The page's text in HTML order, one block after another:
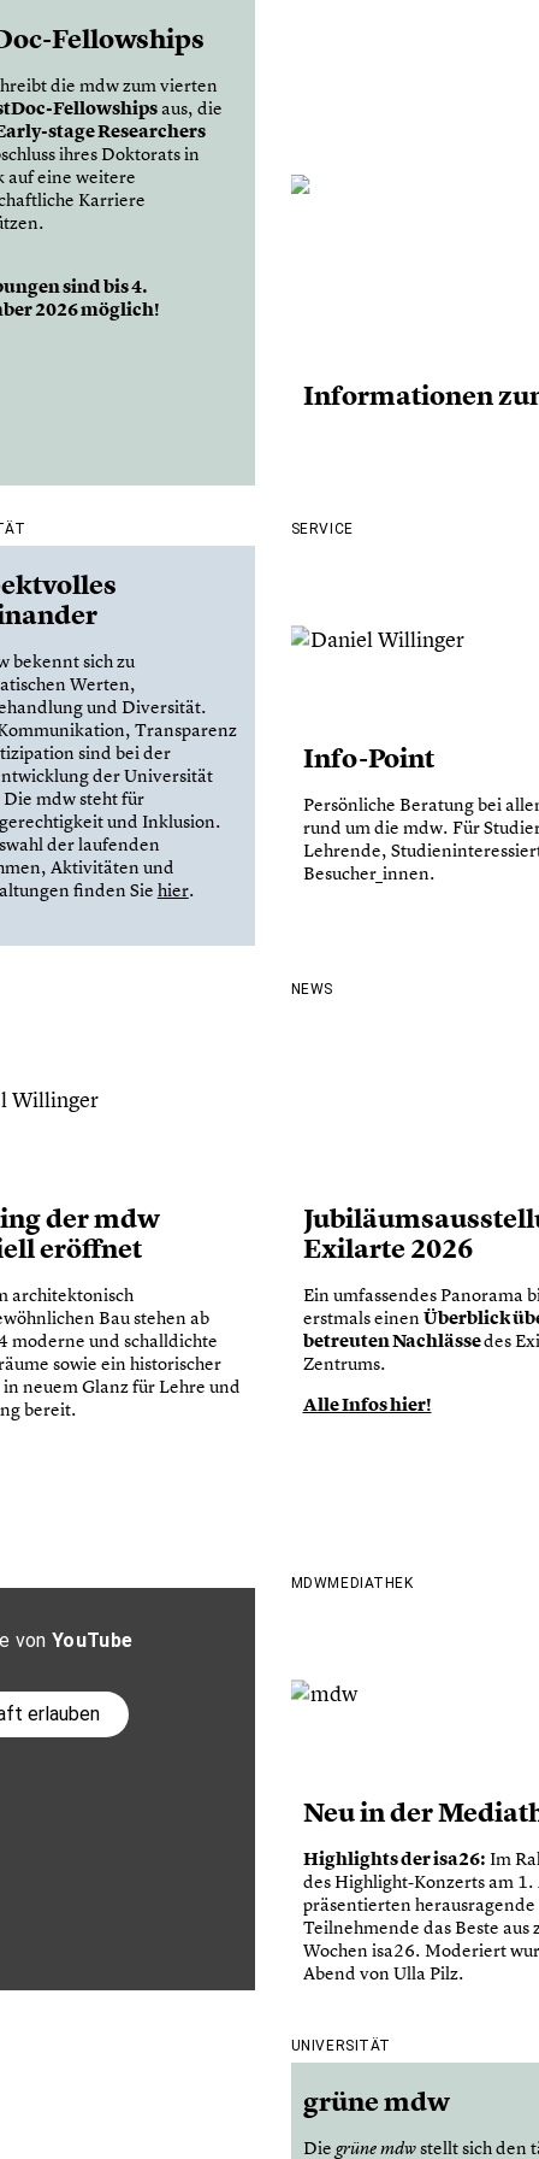
Fellowships
die mdw zum vierten
Fellowshipsaus, die
stage Researchers
ihres Doktorats in
auf eine weitere
Karriere
sind bis 4.
2026 möglich!
Informationen
bekennt sich zu
Werten,
und Diversität.
Transparenz
sind bei der
der Universität
mdw steht für
und Inklusion.
der laufenden
Aktivitäten und
finden Sie hier.
SERVICE
Info-Point
Persönliche Beratung bei
rund um die mdw. Für
Lehrende,
Besucher_innen.
der mdw
eröffnet
architektonisch
Bau stehen ab
moderne und schalldichte
sowie ein historischer
neuem Glanz für Lehre und
bereit.
NEWS
Exilarte 2026
Ein umfassendes Panorama
erstmals einen Überblick
betreuten Nachlässedes
Zentrums.
Alle Infos hier!
vonYouTube
erlauben
MDWMEDIATHEK
Neu in der
Highlights der isa26: Im
des Highlight-Konzerts am 1.
präsentierten herausragende
Teilnehmende das Beste aus
Wochen isa26. Moderiert
Abend von Ulla Pilz.
UNIVERSITÄT
grüne mdw
Die grüne mdwstellt sich den